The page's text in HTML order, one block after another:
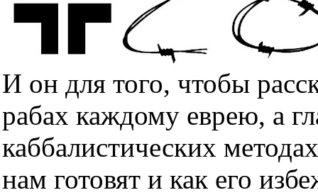
И он для того, чтобы
рабах каждому еврею, а
каббалистических
нам готовят и как его